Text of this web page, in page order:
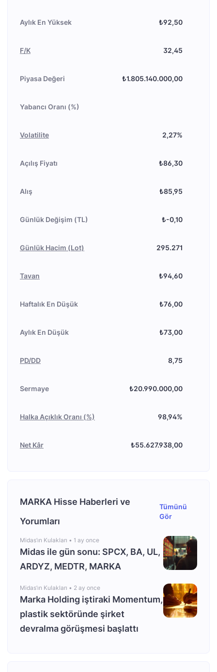
Aylık En Yüksek ₺92,50
F/K 32,45
Piyasa Değeri ₺1.805.140.000,00
Yabancı Oranı (%)
Volatilite 2,27%
Açılış Fiyatı ₺86,30
Alış ₺85,95
Günlük Değişim (TL) ₺-0,10
Günlük Hacim (Lot) 295.271
Tavan ₺94,60
Haftalık En Düşük ₺76,00
Aylık En Düşük ₺73,00
PD/DD 8,75
Sermaye ₺20.990.000,00
Halka Açıklık Oranı (%) 98,94%
Net Kâr ₺55.627.938,00
MARKA Hisse Haberleri ve
Yorumları
Tümünü
Gör
Midas’ın Kulakları • 1 ay once
Midas ile gün sonu: SPCX, BA, UL,
ARDYZ, MEDTR, MARKA
Midas’ın Kulakları • 2 ay once
Marka Holding iştiraki Momentum,
plastik sektöründe şirket
devralma görüşmesi başlattı